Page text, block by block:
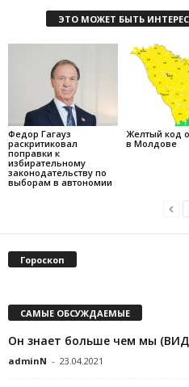
ЭТО МОЖЕТ БЫТЬ
Федор Гагауз
раскритиковал
поправки к
избирательному
законодательству по
выборам в автономии
Желтый код
в Молдове
Гороскоп
САМЫЕ ОБСУЖДАЕМЫЕ
Он знает больше чем мы
adminN - 23.04.2021